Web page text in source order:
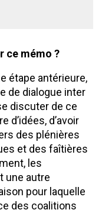
ce mémo ?
étape antérieure,
de dialogue inter
discuter de ce
d’idées, d’avoir
des plénières
et des faîtières
les
une autre
pour laquelle
des coalitions